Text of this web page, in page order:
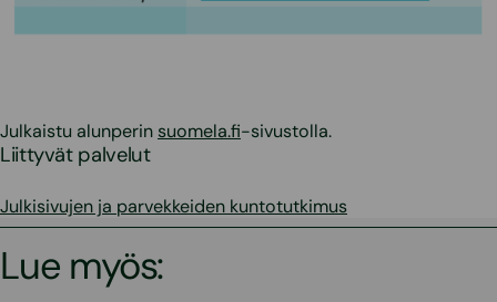
Julkaistu alunperin suomela.fi-sivustolla.
Liittyvät palvelut
Julkisivujen ja parvekkeiden kuntotutkimus
Lue myös: